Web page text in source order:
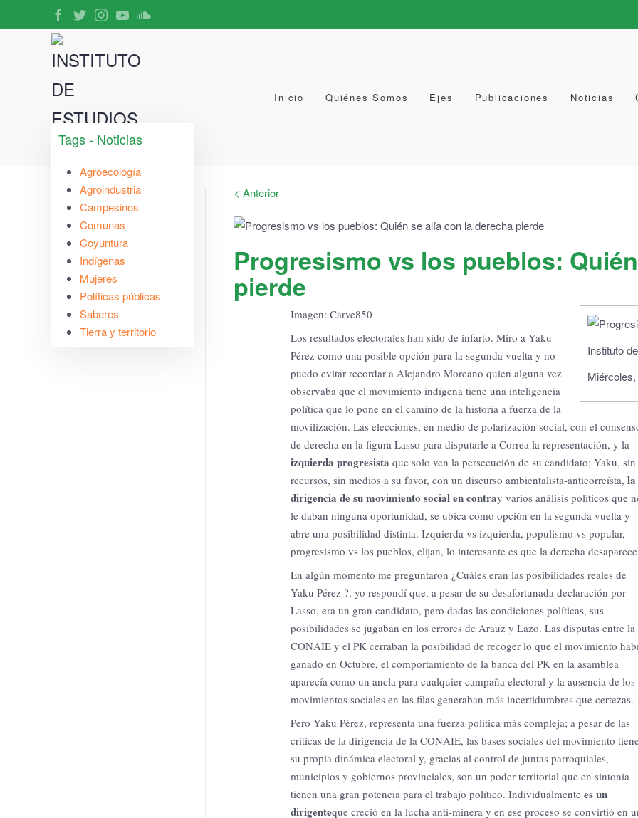
Inicio Quiénes Somos Ejes Publicaciones Noticias
< Anterior
Progresismo vs los pueblos:
pierde
Instituto
Imagen: Carve850
Los resultados electorales han sido de infarto. Miro a Yaku
Pérez como una posible opción para la segunda vuelta y no
puedo evitar recordar a Alejandro Moreano quien alguna vez
observaba que el movimiento indígena tiene una inteligencia
política que lo pone en el camino de la historia a fuerza de la
movilización. Las elecciones, en medio de polarización social, con el
de derecha en la figura Lasso para disputarle a Correa la representación, y la
izquierda progresista que solo ven la persecución de su candidato; Yaku, sin
recursos, sin medios a su favor, con un discurso ambientalista-anticorreísta, la
dirigencia de su movimiento social en contray varios análisis políticos que
le daban ninguna oportunidad, se ubica como opción en la segunda vuelta y
abre una posibilidad distinta. Izquierda vs izquierda, populismo vs popular,
progresismo vs los pueblos, elijan, lo interesante es que la derecha
En algún momento me preguntaron ¿Cuáles eran las posibilidades reales de
Yaku Pérez ?, yo respondí que, a pesar de su desafortunada declaración por
Lasso, era un gran candidato, pero dadas las condiciones políticas, sus
posibilidades se jugaban en los errores de Arauz y Lazo. Las disputas entre la
CONAIE y el PK cerraban la posibilidad de recoger lo que el movimiento
ganado en Octubre, el comportamiento de la banca del PK en la asamblea
aparecía como un ancla para cualquier campaña electoral y la ausencia de los
movimientos sociales en las filas generaban más incertidumbres que certezas.
Pero Yaku Pérez, representa una fuerza política más compleja; a pesar de las
críticas de la dirigencia de la CONAIE, las bases sociales del movimiento
su propia dinámica electoral y, gracias al control de juntas parroquiales,
municipios y gobiernos provinciales, son un poder territorial que en sintonía
tienen una gran potencia para el trabajo político. Individualmente es un
dirigenteque creció en la lucha anti-minera y en ese proceso se convirtió en
Tags - Noticias
Agroecología
Agroindustria
Campesinos
Comunas
Coyuntura
Indígenas
Mujeres
Políticas públicas
Saberes
Tierra y territorio